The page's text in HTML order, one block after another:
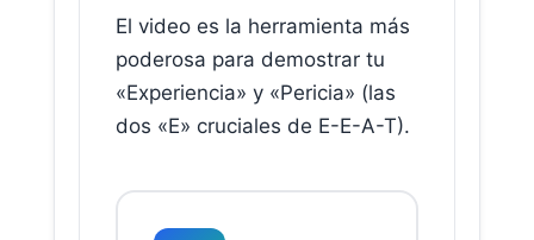
El video es la herramienta más
poderosa para demostrar tu
«Experiencia» y «Pericia» (las
dos «E» cruciales de E-E-A-T).